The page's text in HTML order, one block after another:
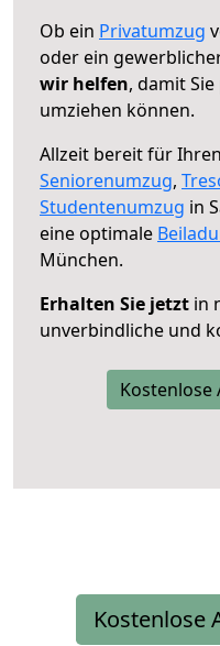
Ob ein Privatumzug
oder ein
wir helfen, damit
umziehen können.
Allzeit bereit für Ihren
Seniorenumzug,
Studentenumzug in
eine optimale
München.
Erhalten Sie jetzt in
unverbindliche und
Kostenlose
Kostenlose